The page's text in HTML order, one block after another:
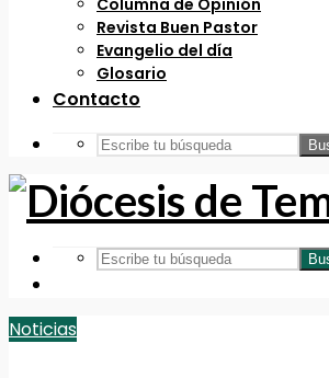
Columna de Opinión
Revista Buen Pastor
Evangelio del día
Glosario
Contacto
Noticias